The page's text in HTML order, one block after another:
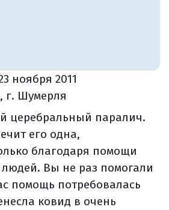
ноября 2011
г. Шумерля
церебральный паралич.
его одна,
благодаря помощи
Вы не раз помогали
помощь потребовалась
ковид в очень